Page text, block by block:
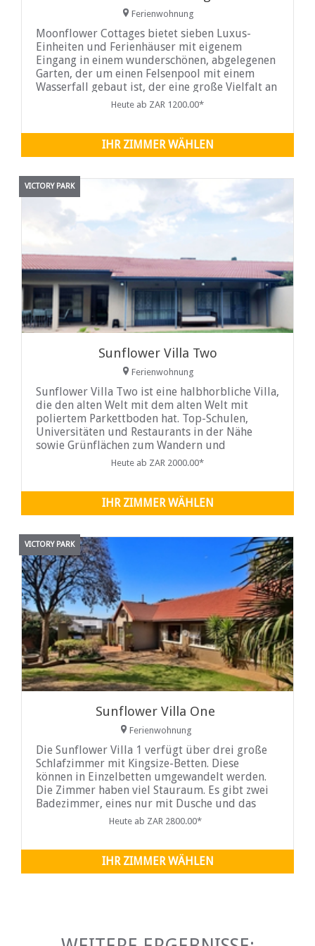
Ferienwohnung
Moonflower Cottages bietet sieben Luxus-
Einheiten und Ferienhäuser mit eigenem
Eingang in einem wunderschönen, abgelegenen
Garten, der um einen Felsenpool mit einem
Wasserfall gebaut ist, der eine große Vielfalt an
Vögeln anzieht.Heute ab ZAR 1200.00*
IHR ZIMMER WÄHLEN
VICTORY PARK
Sunflower Villa Two
Ferienwohnung
Sunflower Villa Two ist eine halbhorbliche Villa,
die den alten Welt mit dem alten Welt mit
poliertem Parkettboden hat. Top-Schulen,
Universitäten und Restaurants in der Nähe
sowie Grünflächen zum Wandern und
Heute ab ZAR 2000.00*
IHR ZIMMER WÄHLEN
VICTORY PARK
Sunflower Villa One
Ferienwohnung
Die Sunflower Villa 1 verfügt über drei große
Schlafzimmer mit Kingsize-Betten. Diese
können in Einzelbetten umgewandelt werden.
Die Zimmer haben viel Stauraum. Es gibt zwei
Badezimmer, eines nur mit Dusche und das
andere mit Dusche undHeute ab ZAR 2800.00*
IHR ZIMMER WÄHLEN